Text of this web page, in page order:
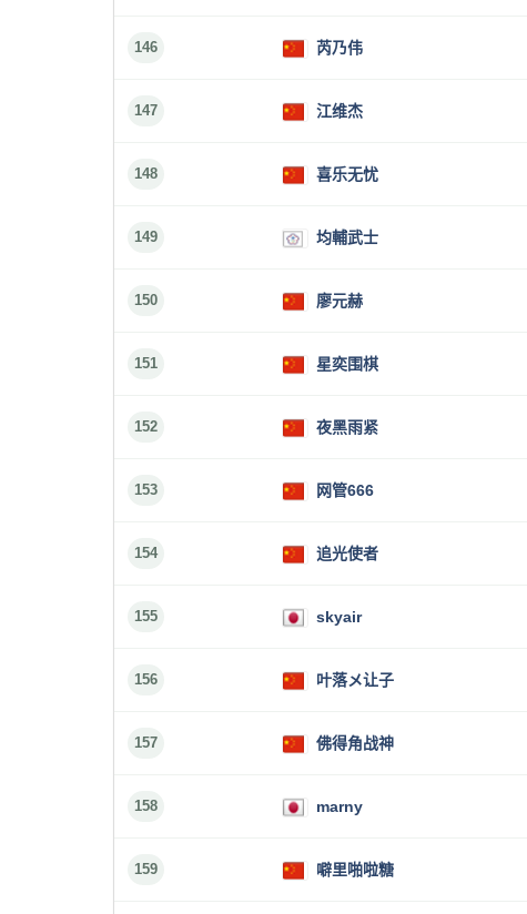
146 芮乃伟
147 江维杰
148 喜乐无忧
149 均輔武士
150 廖元赫
151 星奕围棋
152 夜黑雨紧
153 网管666
154 追光使者
155 skyair
156 叶落メ让子
157 佛得角战神
158 marny
159 噼里啪啦糖